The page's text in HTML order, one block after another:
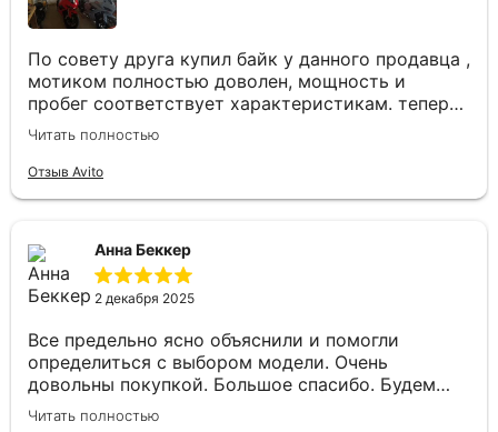
По совету друга купил байк у данного продавца ,
мотиком полностью доволен, мощность и
пробег соответствует характеристикам. теперь
будем гонять вместе, невероятные ощущения
когда быстро набирает скорость но при этом
тихо. Магазин всем советую, лучший в городе.
Читать полностью
Отзыв Avito
Анна Беккер
2 декабря 2025
Все предельно ясно объяснили и помогли
определиться с выбором модели. Очень
довольны покупкой. Большое спасибо. Будем
советовать только вас.
Читать полностью